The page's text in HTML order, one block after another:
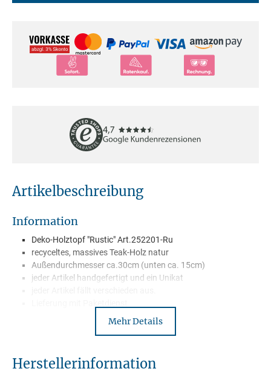
Artikelbeschreibung
Information
Deko-Holztopf "Rustic" Art.252201-Ru
recyceltes, massives Teak-Holz natur
Außendurchmesser ca.30cm (unten ca. 15cm)
jeder Artikel handgefertigt und ein Unikat
Verschönere Deine Räume und hol dir unsere Deko Artikel aus
Mehr Details
Herstellerinformation